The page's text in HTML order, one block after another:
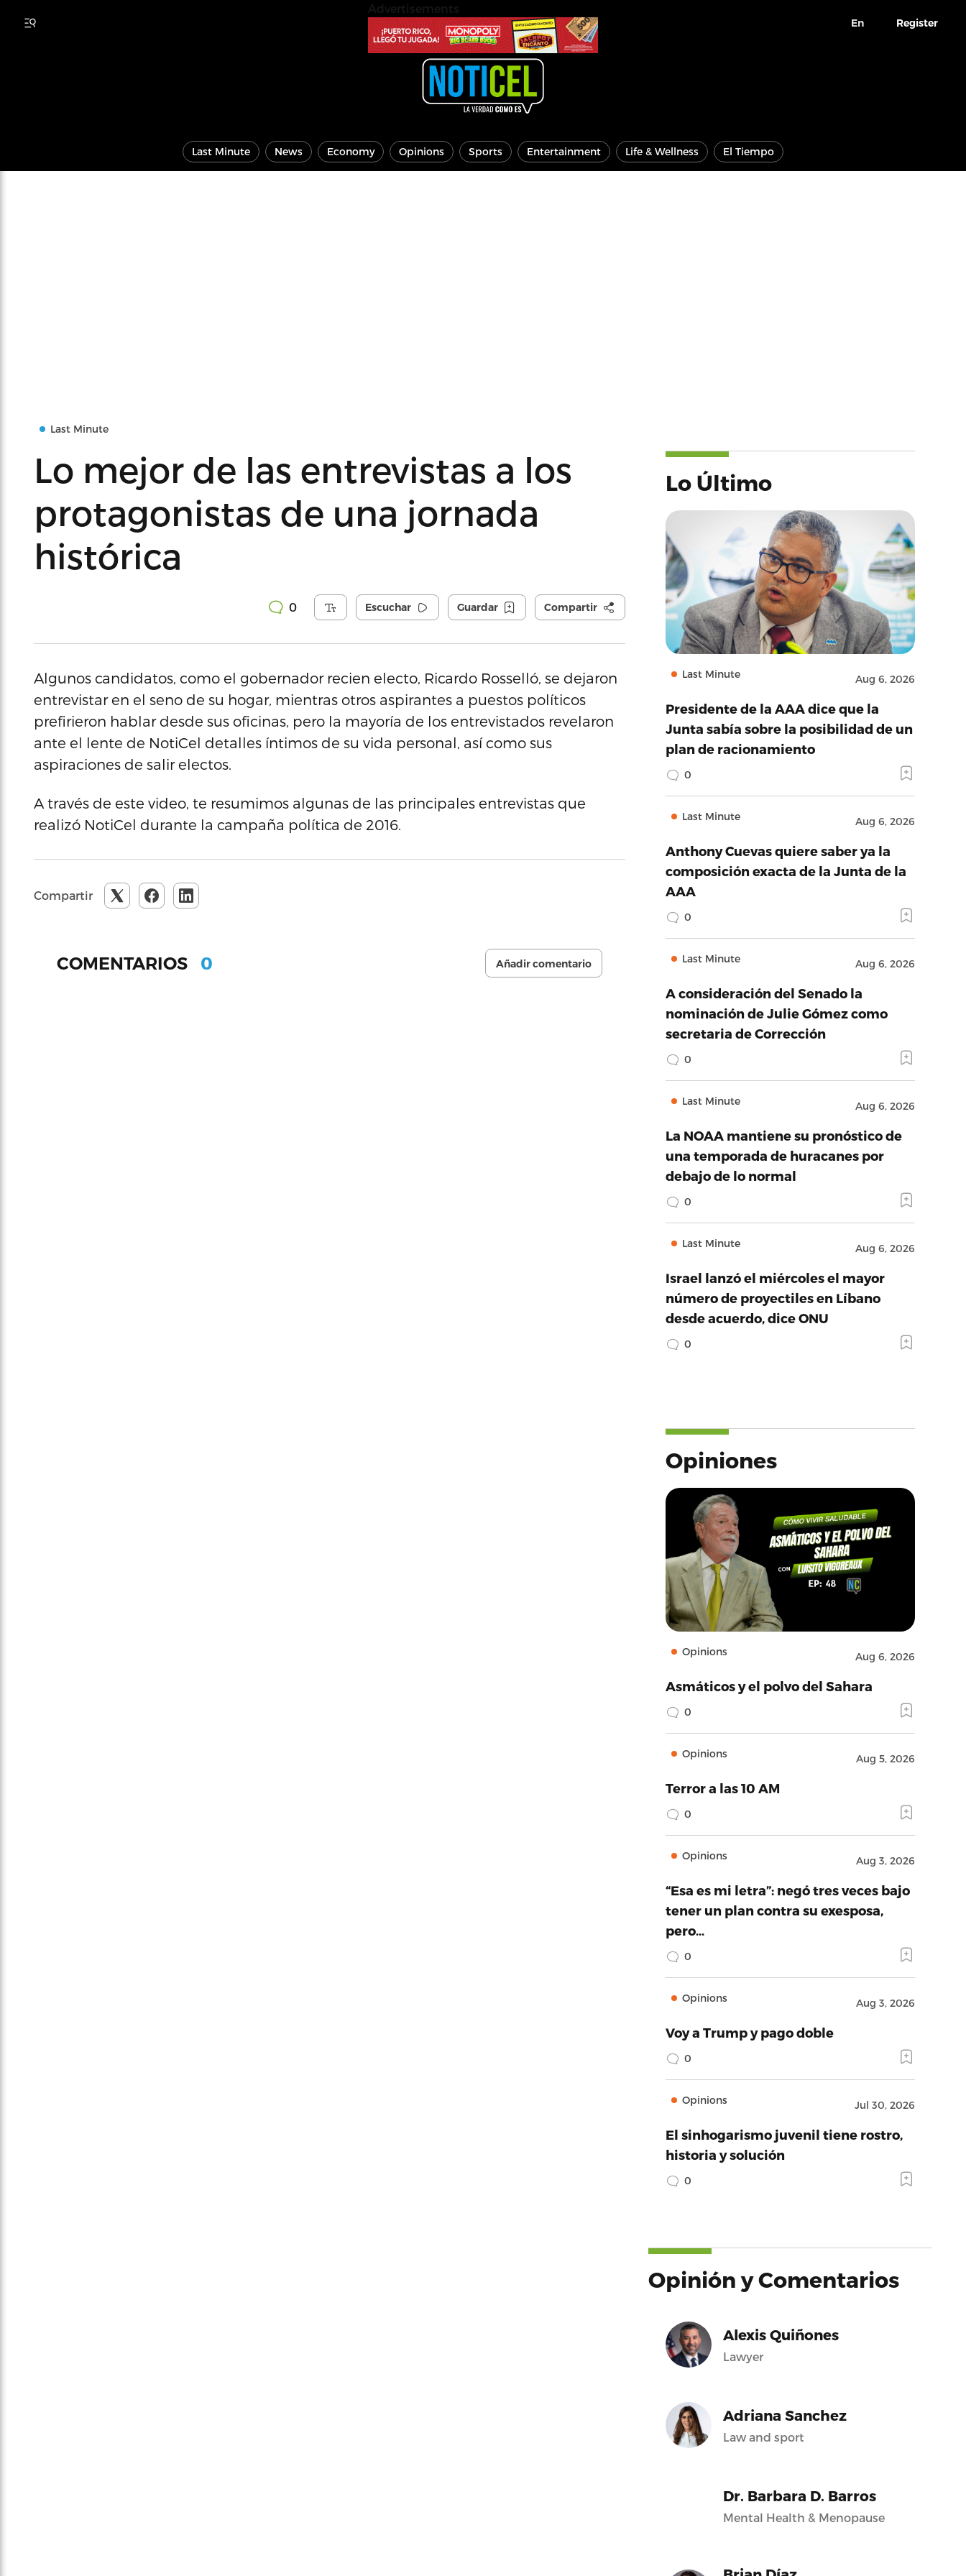
En Register
Last Minute News Economy Opinions Sports Entertainment Life & Wellness El Tiempo
Last Minute
Lo mejor de las entrevistas a los
protagonistas de una jornada
histórica
0 Escuchar Guardar Compartir
Algunos candidatos, como el gobernador recien electo, Ricardo Rosselló, se dejaron
entrevistar en el seno de su hogar, mientras otros aspirantes a puestos políticos
prefirieron hablar desde sus oficinas, pero la mayoría de los entrevistados revelaron
ante el lente de NotiCel detalles íntimos de su vida personal, así como sus
aspiraciones de salir electos.
A través de este video, te resumimos algunas de las principales entrevistas que
realizó NotiCel durante la campaña política de 2016.
Compartir
COMENTARIOS 0 Añadir comentario
Lo Último
Last Minute Aug 6, 2026
Presidente de la AAA dice que la
Junta sabía sobre la posibilidad de un
plan de racionamiento
0
Last Minute Aug 6, 2026
Anthony Cuevas quiere saber ya la
composición exacta de la Junta de la
AAA
0
Last Minute Aug 6, 2026
A consideración del Senado la
nominación de Julie Gómez como
secretaria de Corrección
0
Last Minute Aug 6, 2026
La NOAA mantiene su pronóstico de
una temporada de huracanes por
debajo de lo normal
0
Last Minute Aug 6, 2026
Israel lanzó el miércoles el mayor
número de proyectiles en Líbano
desde acuerdo, dice ONU
0
Opiniones
Opinions Aug 6, 2026
Asmáticos y el polvo del Sahara
0
Opinions Aug 5, 2026
Terror a las 10 AM
0
Opinions Aug 3, 2026
“Esa es mi letra”: negó tres veces bajo
tener un plan contra su exesposa,
pero…
0
Opinions Aug 3, 2026
Voy a Trump y pago doble
0
Opinions Jul 30, 2026
El sinhogarismo juvenil tiene rostro,
historia y solución
0
Opinión y Comentarios
Alexis Quiñones
Lawyer
Adriana Sanchez
Law and sport
Dr. Barbara D. Barros
Mental Health & Menopause